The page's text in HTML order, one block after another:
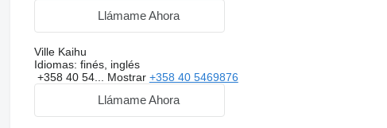
Llámame Ahora
Ville Kaihu
Idiomas: finés, inglés
+358 40 54... Mostrar +358 40 5469876
Llámame Ahora